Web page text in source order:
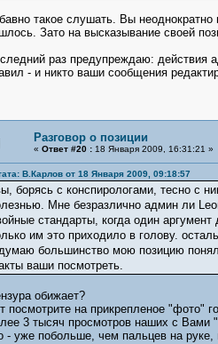
такое слушать. Вы
Зато на высказывание своей
раз предупреждаю: действия
- и никто ваши сообщения
Разговор о позиции
« Ответ #20 :18 Января 2009, 16:31:21 »
В.Карлов от 18 Января 2009, 09:18:57
борясь с конспирологами, тесно с
Мне безразлично админ ли
стандарты, когда один
им это приходило в голову.
большинство мою позицию
ваши посмотреть.
обижает?
посмотрите на прикрепленое "фото"
3 тысяч просмотров наших с Вами
- уже побольше, чем пальцев на руке,